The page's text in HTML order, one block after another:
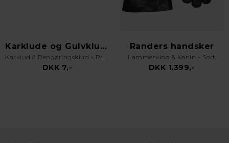
Karklude og Gulvklude
Karklud & Rengøringsklud - Pro Kvalitet - Valgfri Farve
DKK 7,-
Randers handsker
Lammeskind & Kanin - Sort
DKK 1.399,-